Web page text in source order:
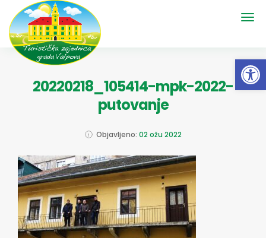
20220218_105414-mpk-2022-
putovanje
Objavljeno: 02 ožu 2022